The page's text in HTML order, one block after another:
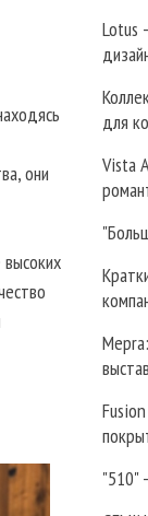
Lotus
для
Vista
"510"
они